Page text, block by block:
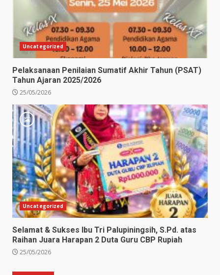
Uncategorized
Pelaksanaan Penilaian Sumatif Akhir Tahun (PSAT)
Tahun Ajaran 2025/2026
25/05/2026
Uncategorized
Selamat & Sukses Ibu Tri Palupiningsih, S.Pd. atas
Raihan Juara Harapan 2 Duta Guru CBP Rupiah
25/05/2026